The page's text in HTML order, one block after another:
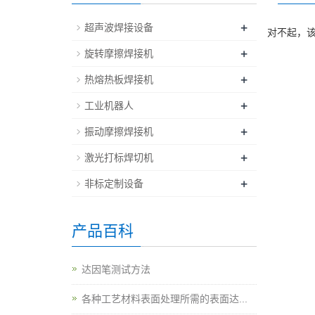
对不起，
超声波焊接设备 +
旋转摩擦焊接机 +
热熔热板焊接机 +
工业机器人 +
振动摩擦焊接机 +
激光打标焊切机 +
非标定制设备 +
产品百科
达因笔测试方法
各种工艺材料表面处理所需的表面达...